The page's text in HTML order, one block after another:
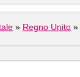
» Regno Unito »